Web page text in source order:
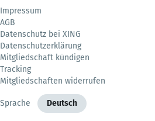
Impressum
AGB
Datenschutz bei XING
Datenschutzerklärung
Mitgliedschaft kündigen
Tracking
Mitgliedschaften widerrufen
Sprache Deutsch